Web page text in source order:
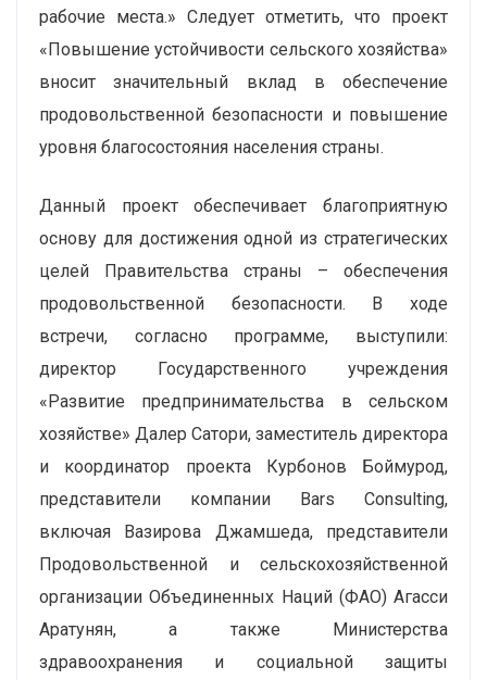
рабочие места.» Следует отметить, что проект
«Повышение устойчивости сельского хозяйства»
вносит значительный вклад в обеспечение
продовольственной безопасности и повышение
уровня благосостояния населения страны.
Данный проект обеспечивает благоприятную
основу для достижения одной из стратегических
целей Правительства страны – обеспечения
продовольственной безопасности. В ходе
встречи, согласно программе, выступили:
директор Государственного учреждения
«Развитие предпринимательства в сельском
хозяйстве» Далер Сатори, заместитель директора
и координатор проекта Курбонов Боймурод,
представители компании Bars Consulting,
включая Вазирова Джамшеда, представители
Продовольственной и сельскохозяйственной
организации Объединенных Наций (ФАО) Агасси
Аратунян, а также Министерства
здравоохранения и социальной защиты